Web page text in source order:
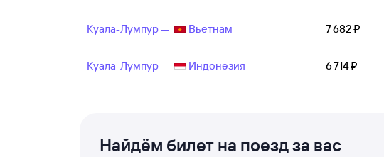
Куала-Лумпур — Вьетнам 7 ⁠682 ⁠₽
Куала-Лумпур — Индонезия 6 ⁠714 ⁠₽
Найдём билет на поезд за вас